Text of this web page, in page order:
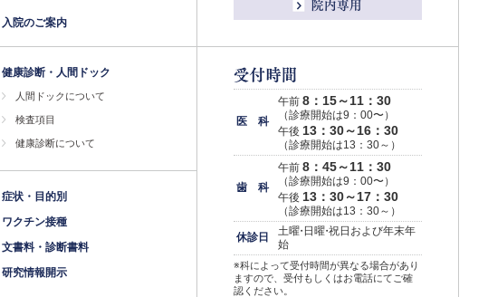
入院のご案内
健康診断・人間ドック
人間ドックについて
検査項目
健康診断について
症状・目的別
ワクチン接種
文書料・診断書料
研究情報開示
医 科
午前8：15～11：30
（診療開始は9：00〜）
午後 13：30～16：30
（診療開始は13：30～）
歯 科
午前8：45～11：30
（診療開始は9：00〜）
午後 13：30～17：30
（診療開始は13：30～）
休診日 土曜・ 日曜・祝日および年末年
始
※科によって受付時間が異なる場合があり
ますので、受付もしくはお電話にてご確
認ください。